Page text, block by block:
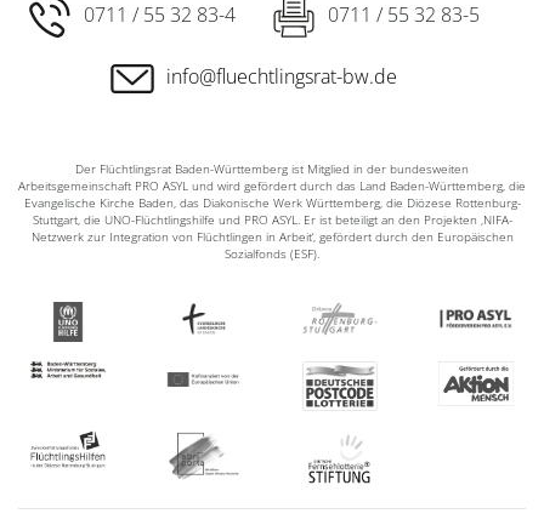
0711 / 55 32 83-4 0711 / 55 32 83-5
info@fluechtlingsrat-bw.de
Der Flüchtlingsrat Baden-Württemberg ist Mitglied in der bundesweiten
Arbeitsgemeinschaft PRO ASYL und wird gefördert durch das Land Baden-Württemberg, die
Evangelische Kirche Baden, das Diakonische Werk Württemberg, die Diözese Rottenburg-
Stuttgart, die UNO-Flüchtlingshilfe und PRO ASYL. Er ist beteiligt an den Projekten ‚NIFA-
Netzwerk zur Integration von Flüchtlingen in Arbeit‘, gefördert durch den Europäischen
Sozialfonds (ESF).